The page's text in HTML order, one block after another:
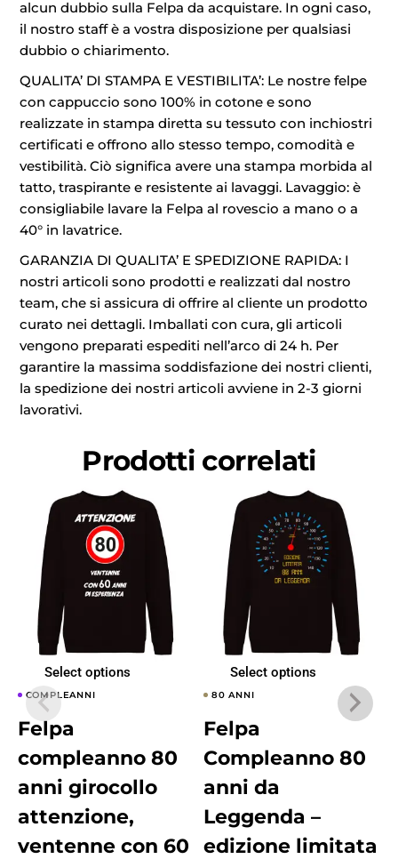
alcun dubbio sulla Felpa da acquistare. In ogni caso,
il nostro staff è a vostra disposizione per qualsiasi
dubbio o chiarimento.
QUALITA’ DI STAMPA E VESTIBILITA’: Le nostre felpe
con cappuccio sono 100% in cotone e sono
realizzate in stampa diretta su tessuto con inchiostri
certificati e offrono allo stesso tempo, comodità e
vestibilità. Ciò significa avere una stampa morbida al
tatto, traspirante e resistente ai lavaggi. Lavaggio: è
consigliabile lavare la Felpa al rovescio a mano o a
40° in lavatrice.
GARANZIA DI QUALITA’ E SPEDIZIONE RAPIDA: I
nostri articoli sono prodotti e realizzati dal nostro
team, che si assicura di offrire al cliente un prodotto
curato nei dettagli. Imballati con cura, gli articoli
vengono preparati espediti nell’arco di 24 h. Per
garantire la massima soddisfazione dei nostri clienti,
la spedizione dei nostri articoli avviene in 2-3 giorni
lavorativi.
Prodotti correlati
Select options
COMPLEANNI
Felpa
compleanno 80
anni girocollo
attenzione,
ventenne con 60
Select options
80 ANNI
Felpa
Compleanno 80
anni da
Leggenda –
edizione limitata